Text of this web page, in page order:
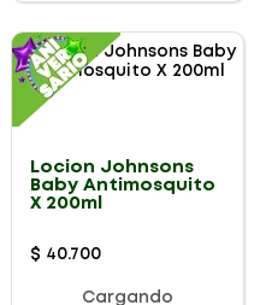
Locion Johnsons
Baby Antimosquito
X 200ml
$ 40.700
Cargando